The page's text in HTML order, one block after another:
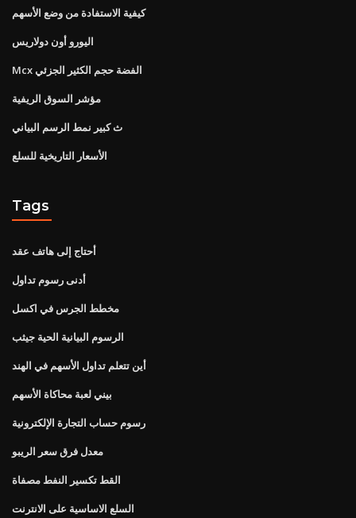
كيفية الاستفادة من وضع الأسهم
اليورو أون دولاريس
Mcx الفضة حجم الكثير الجزئي
مؤشر السوق الريفية
ث كبير نمط الرسم البياني
الأسعار التاريخية للسلع
Tags
أحتاج إلى هاتف عقد
أدنى رسوم تداول
مخطط الجرس في اكسل
الرسوم البيانية الحية جيثب
أين تتعلم تداول الأسهم في الهند
بيني لعبة محاكاة الأسهم
رسوم حساب التجارة الإلكترونية
معدل فرق سعر الريبو
القط تكسير النفط مصفاة
السلع الاساسية على الانترنت